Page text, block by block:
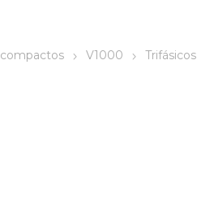
V1000 Trifásicos